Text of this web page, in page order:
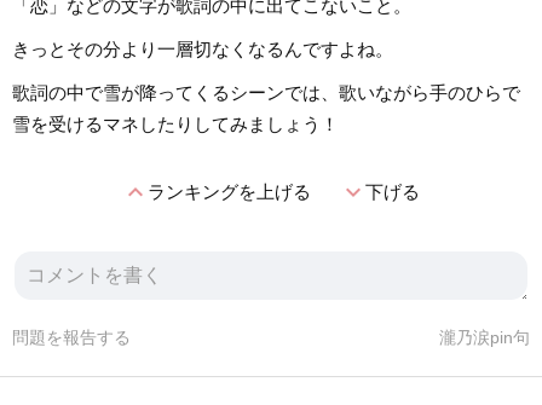
「恋」などの文字が歌詞の中に出てこないこと。
きっとその分より一層切なくなるんですよね。
歌詞の中で雪が降ってくるシーンでは、歌いながら手のひらで
雪を受けるマネしたりしてみましょう！
expand_lessランキングを上げる expand_more下げる
瀧乃涙pin句
問題を報告する